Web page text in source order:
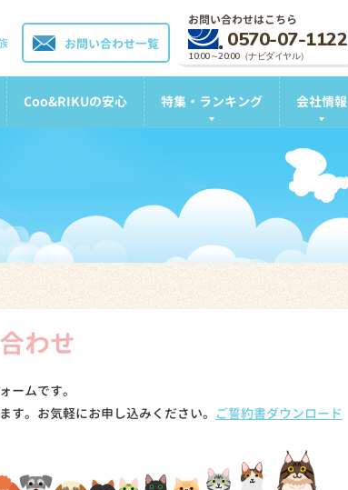
お問い合わせはこちら
0570-07-1122
10:00～20:00（ナビダイヤル）
お問い合わせ一覧
Coo&RIKUの安心 特集・ランキング 会社情報
わせ
ームです。
す。お気軽にお申し込みください。 ご誓約書ダウンロード